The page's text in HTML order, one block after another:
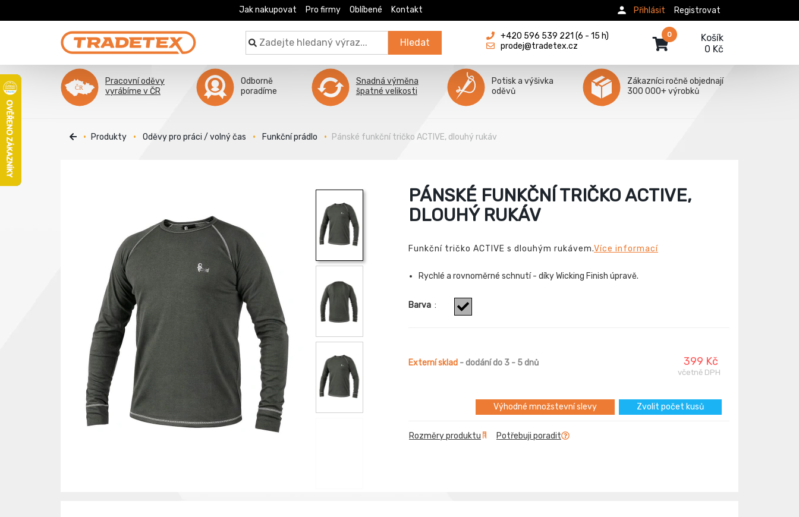
Jak nakupovat Pro firmy Oblíbené Kontakt Registrovat
Přihlásit
Hledat
+420 596 539 221 (6 - 15 h)
prodej@tradetex.cz
Košík
0 Kč
0
Pracovní oděvy
vyrábíme v ČR
Odborně
poradíme
Snadná výměna
špatné velikosti
Potisk a výšivka
oděvů
Zákazníci ročně objednají
300 000+ výrobků
Produkty Oděvy pro práci / volný čas Funkční prádlo Pánské funkční tričko ACTIVE, dlouhý rukáv
PÁNSKÉ FUNKČNÍ TRIČKO ACTIVE,
DLOUHÝ RUKÁV
Funkční tričko ACTIVE s dlouhým rukávem.Více informací
Rychlé a rovnoměrné schnutí - díky Wicking Finish úpravě.
Barva :
Externí sklad - dodání do 3 - 5 dnů 399 Kč
včetně DPH
Výhodné množstevní slevy Zvolit počet kusů
Rozměry produktu Potřebuji poradit